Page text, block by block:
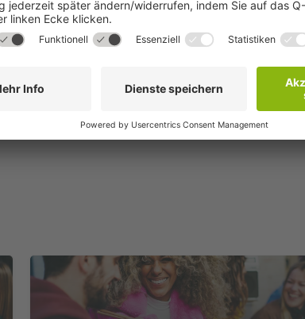
Schritt 2
Buchungsbestätigung per E-Mail mit weiteren
Details.